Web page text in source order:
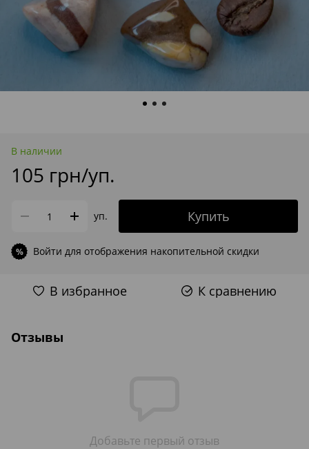
В наличии
105 грн/уп.
уп. Купить
% Войти для отображения накопительной скидки
В избранное К сравнению
Отзывы
Добавьте первый отзыв